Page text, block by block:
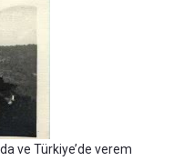
ve Türkiye’de verem